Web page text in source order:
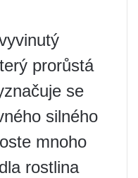
prorůstá
se
silného
mnoho
rostlina